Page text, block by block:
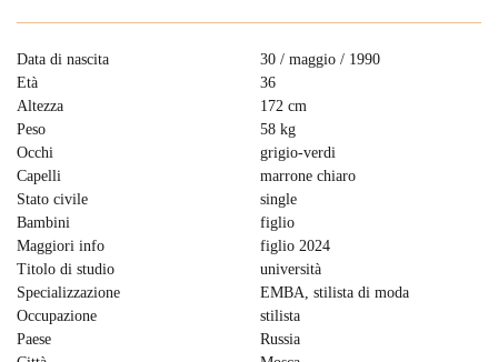
Data di nascita
30 / maggio / 1990
Età
36
Altezza
172 cm
Peso
58 kg
Occhi
grigio-verdi
Capelli
marrone chiaro
Stato civile
single
Bambini
figlio
Maggiori info
figlio 2024
Titolo di studio
università
Specializzazione
EMBA, stilista di moda
Occupazione
stilista
Paese
Russia